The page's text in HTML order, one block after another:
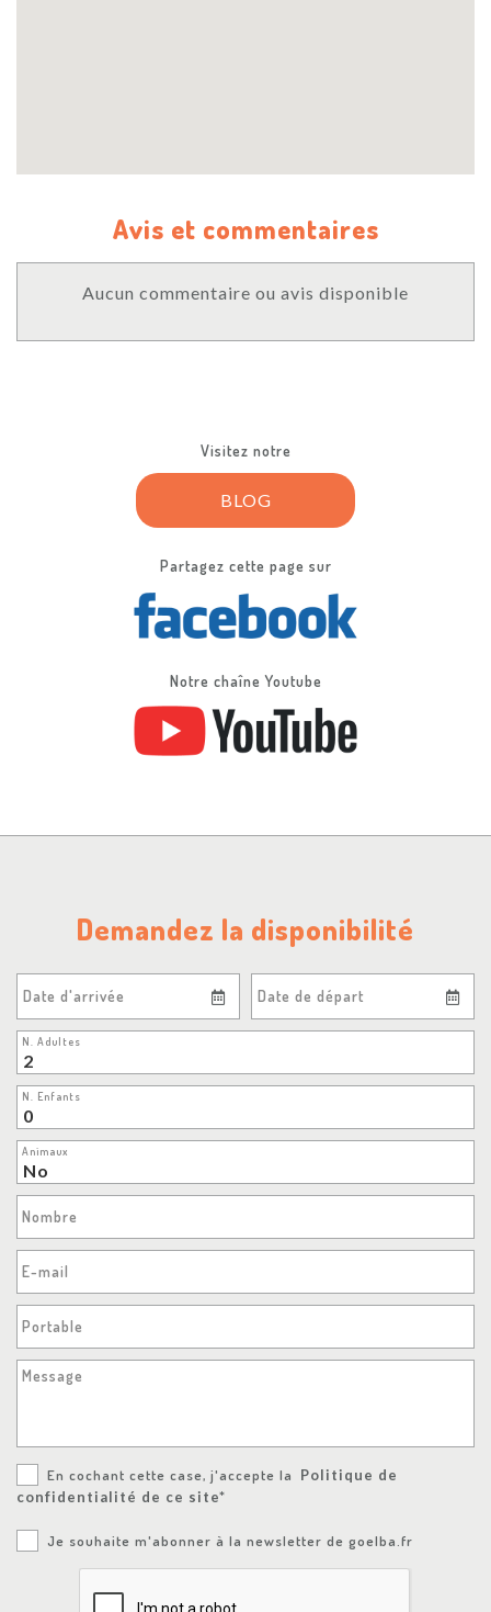
Avis et commentaires
Aucun commentaire ou avis disponible
Visitez notre
BLOG
Partagez cette page sur
Notre chaîne Youtube
Demandez la disponibilité
Date d'arrivée Date de départ
N. Adultes
N. Enfants
Animaux
Nombre
E-mail
Portable
Message
En cochant cette case, j'accepte la
Politique de
confidentialité de ce site*
Je souhaite m'abonner à la newsletter de goelba.fr